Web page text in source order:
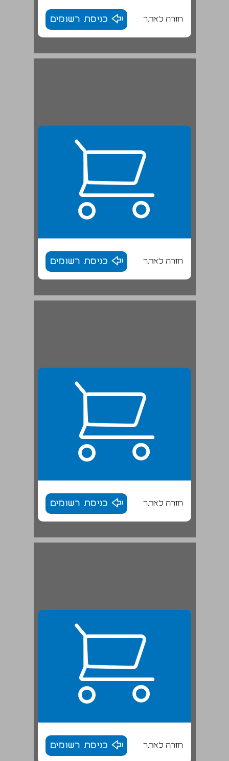
חזרה לאתר כניסת רשומים
חזרה לאתר כניסת רשומים
חזרה לאתר כניסת רשומים
חזרה לאתר כניסת רשומים